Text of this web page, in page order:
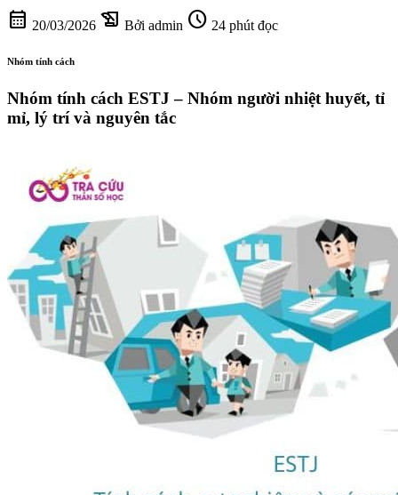
calendar_month 20/03/2026 history_edu Bởi admin schedule 24 phút đọc
Nhóm tính cách
Nhóm tính cách ESTJ – Nhóm người nhiệt huyết, tỉ
mỉ, lý trí và nguyên tắc